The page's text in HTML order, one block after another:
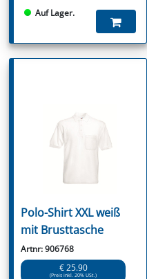
Auf Lager.
Polo-Shirt XXL weiß
mit Brusttasche
Artnr: 906768
€ 25.90
(Preis inkl. 20% USt.)